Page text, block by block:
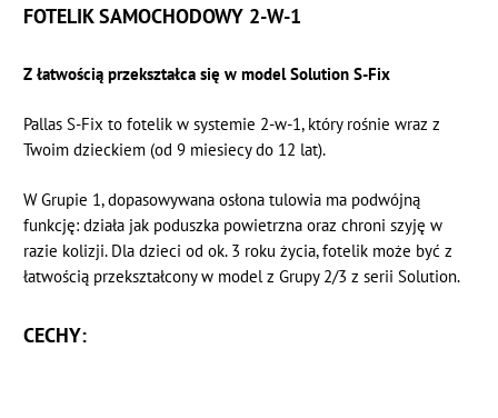
FOTELIK SAMOCHODOWY 2-W-1
Z łatwością przekształca się w model Solution S-Fix
Pallas S-Fix to fotelik w systemie 2-w-1, który rośnie wraz z
Twoim dzieckiem (od 9 miesiecy do 12 lat).
W Grupie 1, dopasowywana osłona tulowia ma podwójną
funkcję: działa jak poduszka powietrzna oraz chroni szyję w
razie kolizji. Dla dzieci od ok. 3 roku życia, fotelik może być z
łatwością przekształcony w model z Grupy 2/3 z serii Solution.
CECHY: